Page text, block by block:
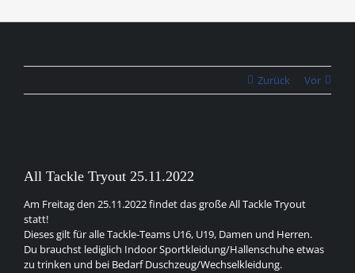
Zurück Vor
Bild
All Tackle Tryout 25.11.2022
Am Freitag den 25.11.2022 findet das große All Tackle Tryout
statt!
Dieses gilt für alle Tackle-Teams U16, U19, Damen und Herren.
Du brauchst lediglich Indoor Sportkleidung/Hallenschuhe etwas
zu trinken und bei Bedarf Duschzeug/Wechselkleidung.